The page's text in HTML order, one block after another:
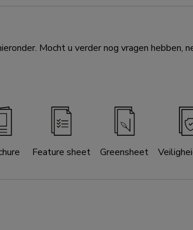
Mocht u verder nog vragen hebben,
Feature sheet Greensheet